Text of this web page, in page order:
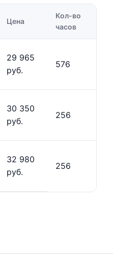
Цена
Кол-во
часов
29 965
руб.
576
30 350
руб.
256
32 980
руб.
256